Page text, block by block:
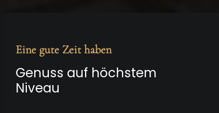
Eine gute Zeit haben
Genuss auf höchstem
Niveau